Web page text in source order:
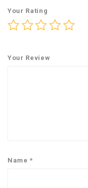
Your Rating
Your Review
Name*